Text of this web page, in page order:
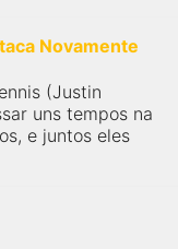
Novamente
(Justin
uns tempos na
e juntos eles